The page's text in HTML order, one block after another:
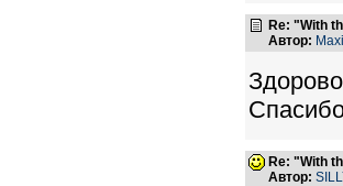
Re: "With
Автор:
Re: "With
Автор: